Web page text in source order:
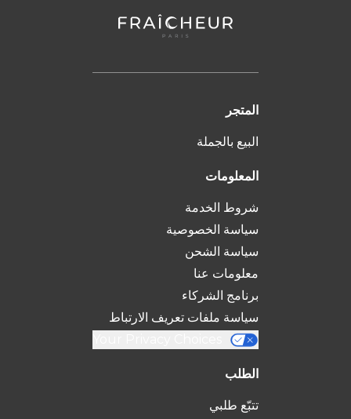
المتجر
البيع بالجملة
المعلومات
شروط الخدمة
سياسة الخصوصية
سياسة الشحن
معلومات عنا
برنامج الشركاء
سياسة ملفات تعريف الارتباط
الطلب
تتبّع طلبي